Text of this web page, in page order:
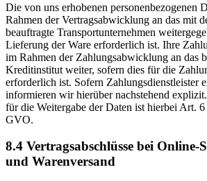
Die von uns erhobenen personenbezogenen
Rahmen der Vertragsabwicklung an das mit
beauftragte Transportunternehmen
Lieferung der Ware erforderlich ist. Ihre
im Rahmen der Zahlungsabwicklung an das
Kreditinstitut weiter, sofern dies für die
erforderlich ist. Sofern Zahlungsdienstleister
informieren wir hierüber nachstehend
für die Weitergabe der Daten ist hierbei Art.
GVO.
8.4 Vertragsabschlüsse bei Online-
und Warenversand